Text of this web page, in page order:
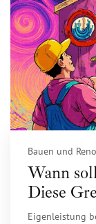
Bauen und
Wann
Diese
Haus
Eigenleistung